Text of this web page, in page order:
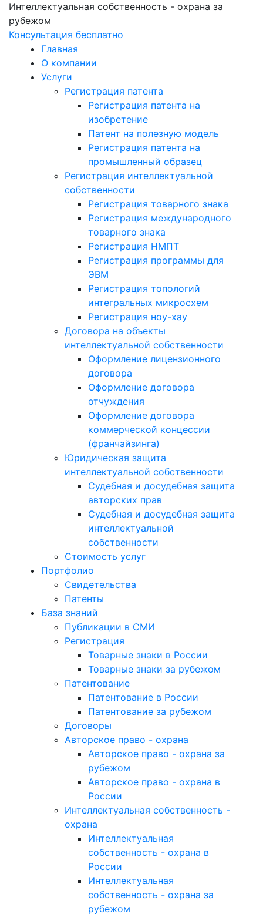
Интеллектуальная собственность - охрана за
рубежом
Консультация бесплатно
Главная
О компании
Услуги
Регистрация патента
Регистрация патента на
изобретение
Патент на полезную модель
Регистрация патента на
промышленный образец
Регистрация интеллектуальной
собственности
Регистрация товарного знака
Регистрация международного
товарного знака
Регистрация НМПТ
Регистрация программы для
ЭВМ
Регистрация топологий
интегральных микросхем
Регистрация ноу-хау
Договора на объекты
интеллектуальной собственности
Оформление лицензионного
договора
Оформление договора
отчуждения
Оформление договора
коммерческой концессии
(франчайзинга)
Юридическая защита
интеллектуальной собственности
Судебная и досудебная защита
авторских прав
Судебная и досудебная защита
интеллектуальной
собственности
Стоимость услуг
Портфолио
Свидетельства
Патенты
База знаний
Публикации в СМИ
Регистрация
Товарные знаки в России
Товарные знаки за рубежом
Патентование
Патентование в России
Патентование за рубежом
Договоры
Авторское право - охрана
Авторское право - охрана за
рубежом
Авторское право - охрана в
России
Интеллектуальная собственность -
охрана
Интеллектуальная
собственность - охрана в
России
Интеллектуальная
собственность - охрана за
рубежом